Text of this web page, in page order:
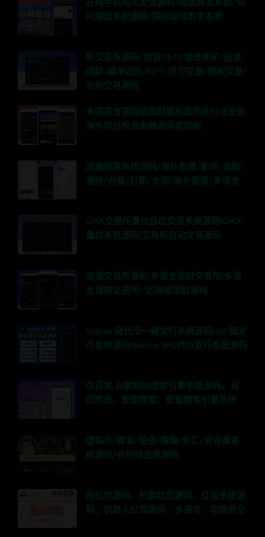
在线手机网关发信源码/短信群发系统/双
向短信系统源码/国际短信群发系统
新交易所源码/借贷/IEO/锁仓挖矿/投资
理财/跟单团队/NFT/币币交易/期权交易/
合约交易源码
多国语言国际版理财返利适用各行业投资
海外项目投资金融源码定制版
高端股票系统源码/海外股票/配资/美股/
港股/台股/打新/大宗/海外股票/多语言
OKX交易所量化自动交易系统源码|OKX
量化系统源码|交易所自动交易源码
高端交易所源码|多语言理财交易所|多语
言理财交易所|/区块链理财源码
Solana 链代币一键发行系统源码|sol 链发
币系统源码|Solana SPL代币发行系统源码
仿百度,谷歌网站搜索引擎系统源码，自
动爬虫、智能搜索，智能搜索引擎系统
虚拟币/黄金/铂金/微盘/外汇/资金盘系
统源码/合约综合盘源码
抢红包源码，扫雷红包源码，红包系统源
码，机器人红包源码，多语言，功能齐全